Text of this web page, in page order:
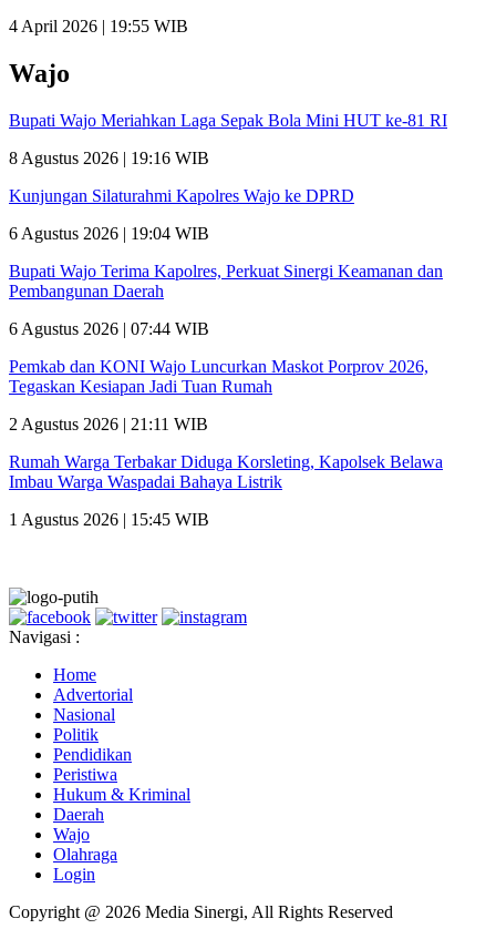
4 April 2026 | 19:55 WIB
Wajo
Bupati Wajo Meriahkan Laga Sepak Bola Mini HUT ke-81 RI
8 Agustus 2026 | 19:16 WIB
Kunjungan Silaturahmi Kapolres Wajo ke DPRD
6 Agustus 2026 | 19:04 WIB
Bupati Wajo Terima Kapolres, Perkuat Sinergi Keamanan dan
Pembangunan Daerah
6 Agustus 2026 | 07:44 WIB
Pemkab dan KONI Wajo Luncurkan Maskot Porprov 2026,
Tegaskan Kesiapan Jadi Tuan Rumah
2 Agustus 2026 | 21:11 WIB
Rumah Warga Terbakar Diduga Korsleting, Kapolsek Belawa
Imbau Warga Waspadai Bahaya Listrik
1 Agustus 2026 | 15:45 WIB
Navigasi :
Home
Advertorial
Nasional
Politik
Pendidikan
Peristiwa
Hukum & Kriminal
Daerah
Wajo
Olahraga
Login
Copyright @ 2026 Media Sinergi, All Rights Reserved